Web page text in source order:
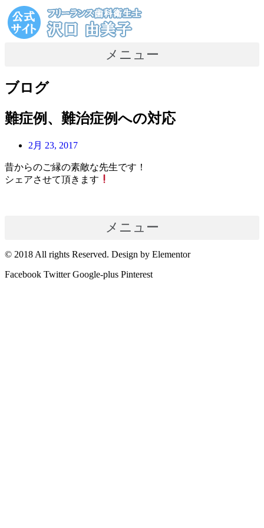
コ
ン
テ
ス
キ
ッ
プ
メニュー
ブログ
難症例、難治症例への対応
2月 23, 2017
昔からのご縁の素敵な先生です！
シェアさせて頂きます
メニュー
© 2018 All rights Reserved. Design by Elementor
Facebook Twitter Google-plus Pinterest